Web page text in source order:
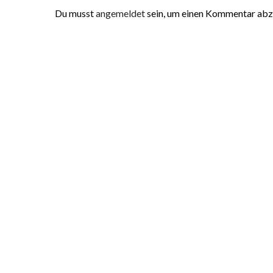
Du musstangemeldetsein, um einen Kommentar